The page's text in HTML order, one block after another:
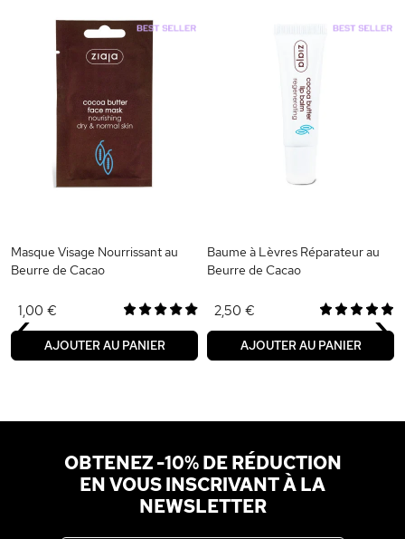
Masque Visage Nourrissant au
Beurre de Cacao
1,00 €
AJOUTER AU PANIER
Baume à Lèvres Réparateur au
Beurre de Cacao
2,50 €
AJOUTER AU PANIER
‹ ›
OBTENEZ -10% DE RÉDUCTION
EN VOUS INSCRIVANT À LA
NEWSLETTER